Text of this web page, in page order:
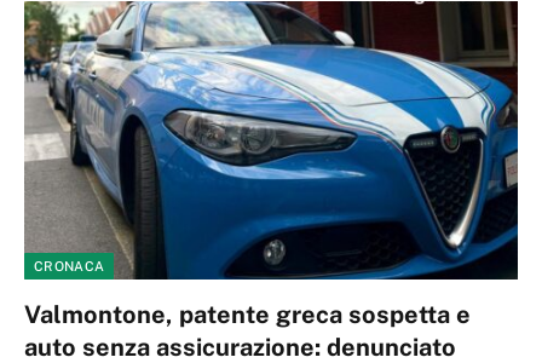
CRONACA
Valmontone, patente greca sospetta e
auto senza assicurazione: denunciato